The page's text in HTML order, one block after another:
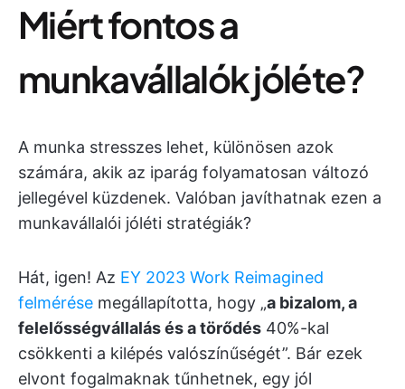
Miért fontos a
munkavállalók jóléte?
A munka stresszes lehet, különösen azok
számára, akik az iparág folyamatosan változó
jellegével küzdenek. Valóban javíthatnak ezen a
munkavállalói jóléti stratégiák?
Hát, igen! Az EY 2023 Work Reimagined
felmérése megállapította, hogy „a bizalom, a
felelősségvállalás és a törődés 40%-kal
csökkenti a kilépés valószínűségét”. Bár ezek
elvont fogalmaknak tűnhetnek, egy jól